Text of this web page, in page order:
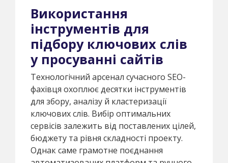
Використання
інструментів для
підбору ключових слів
у просуванні сайтів
Технологічний арсенал сучасного SEO-
фахівця охоплює десятки інструментів
для збору, аналізу й кластеризації
ключових слів. Вибір оптимальних
сервісів залежить від поставлених цілей,
бюджету та рівня складності проекту.
Однак саме грамотне поєднання